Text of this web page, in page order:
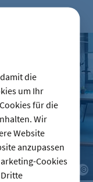
die
um Ihr
für die
Wir
Website
anzupassen
Cookies
größte Hürde